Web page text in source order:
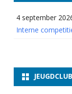
4 september
Interne